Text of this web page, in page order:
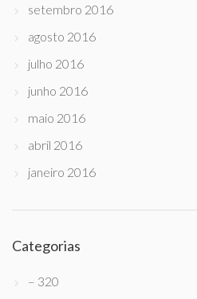
setembro 2016
agosto 2016
julho 2016
junho 2016
maio 2016
abril 2016
janeiro 2016
Categorias
– 320